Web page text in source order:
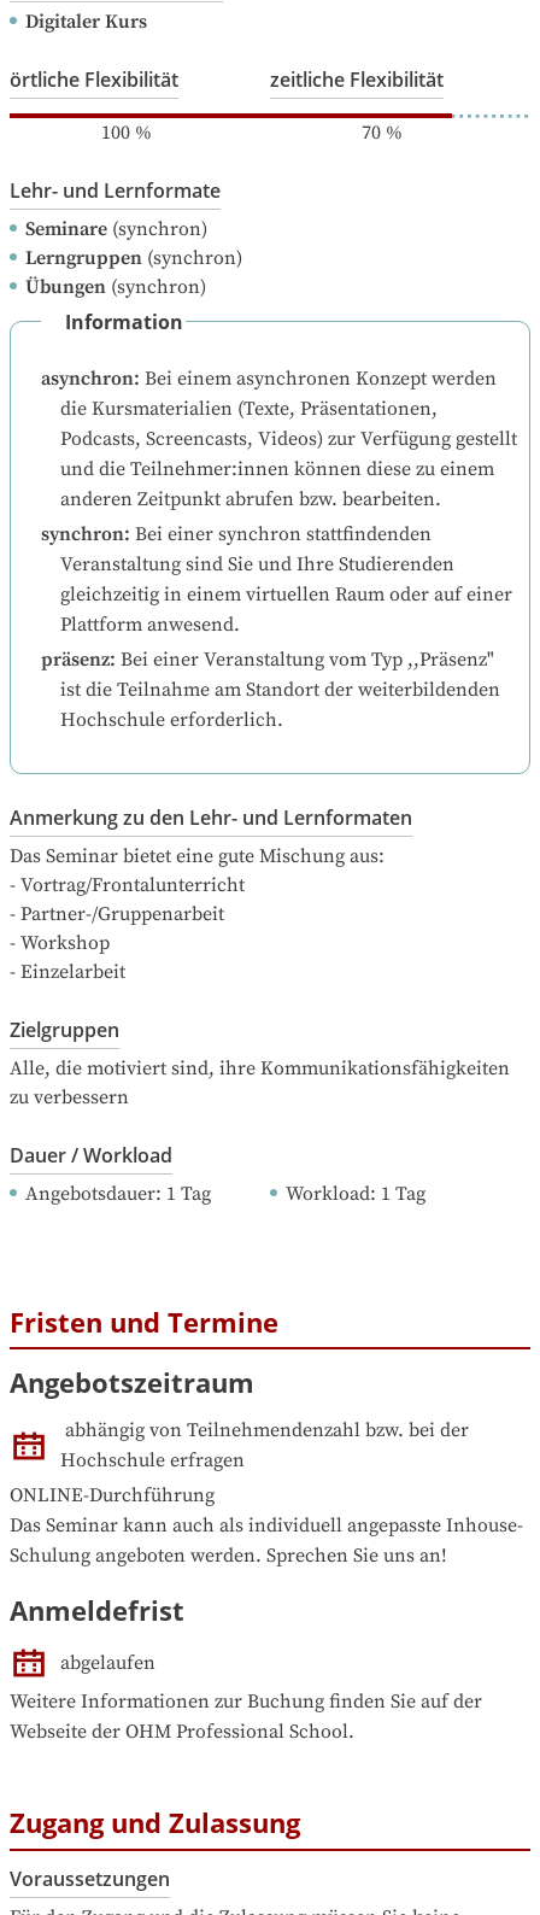
Digitaler Kurs
örtliche Flexibilität
100%
zeitliche Flexibilität
70%
Lehr- und Lernformate
Seminare (synchron)
Lerngruppen (synchron)
Übungen (synchron)
Information
asynchron: Bei einem asynchronen Konzept werden
die Kursmaterialien (Texte, Präsentationen,
Podcasts, Screencasts, Videos) zur Verfügung gestellt
und die Teilnehmer:innen können diese zu einem
anderen Zeitpunkt abrufen bzw. bearbeiten.
synchron: Bei einer synchron stattfindenden
Veranstaltung sind Sie und Ihre Studierenden
gleichzeitig in einem virtuellen Raum oder auf einer
Plattform anwesend.
präsenz: Bei einer Veranstaltung vom Typ ,,Präsenz"
ist die Teilnahme am Standort der weiterbildenden
Hochschule erforderlich.
Anmerkung zu den Lehr- und Lernformaten
Das Seminar bietet eine gute Mischung aus:
- Vortrag/Frontalunterricht
- Partner-/Gruppenarbeit
- Workshop
- Einzelarbeit
Zielgruppen
Alle, die motiviert sind, ihre Kommunikationsfähigkeiten
zu verbessern
Dauer / Workload
Angebotsdauer: 1 Tag Workload: 1 Tag
Fristen und Termine
Angebotszeitraum
abhängig von Teilnehmendenzahl bzw. bei der
Hochschule erfragen
ONLINE-Durchführung
Das Seminar kann auch als individuell angepasste Inhouse-
Schulung angeboten werden. Sprechen Sie uns an!
Anmeldefrist
abgelaufen
Weitere Informationen zur Buchung finden Sie auf der
Webseite der OHM Professional School.
Zugang und Zulassung
Voraussetzungen